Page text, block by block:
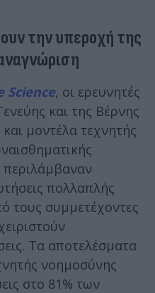
την υπεροχή της
Science, oι ερευνητές
και της Βέρνης
μοντέλα τεχνητής
πολλαπλής
τους συμμετέχοντες
Τα αποτελέσματα
νοημοσύνης
στο 81% των